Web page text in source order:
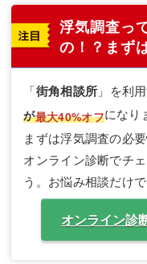
浮気調査っ
の！？まず
「街角相談所 」を利
が最大40%オフになり
まずは浮気調査の必
オンライン診断でチ
う。お悩み相談だけで
オンライン診